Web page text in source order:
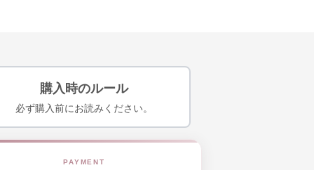
購入時のルール
必ず購入前にお読みください。